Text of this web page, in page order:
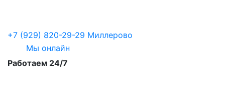
+7 (929) 820-29-29 Миллерово
Мы онлайн
Работаем 24/7